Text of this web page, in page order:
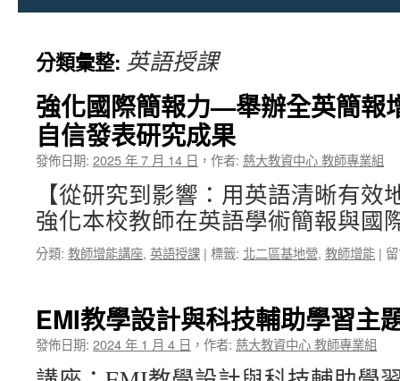
分類彙整: 英語授課
強化國際簡報力—舉辦全英簡報
自信發表研究成果
發佈日期: 2025 年 7 月 14 日 ， 作者: 慈大教資中心 教師專業組
【從研究到影響：用英語清晰有效
強化本校教師在英語學術簡報與
分類: 教師增能講座, 英語授課 | 標籤: 北二區基地營, 教師增能 | 在
國
際
力
EMI教學設計與科技輔助學習主
發佈日期: 2024 年 1 月 4 日 ， 作者: 慈大教資中心 教師專業組